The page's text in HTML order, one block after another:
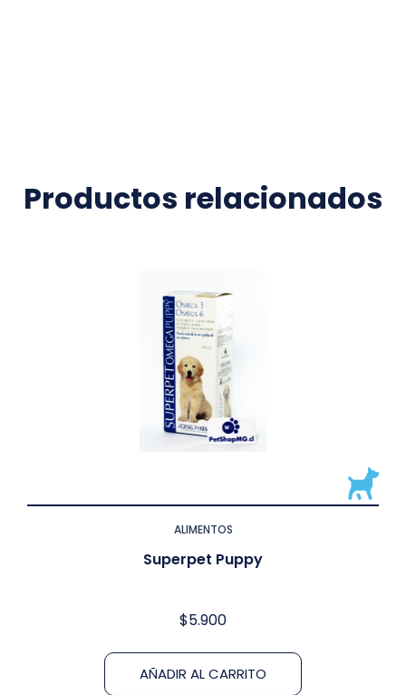
Productos relacionados
ALIMENTOS
Superpet Puppy
$5.900
AÑADIR AL CARRITO